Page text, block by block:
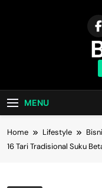
MENU
Home Lifestyle
16 Tari Tradisional Suku